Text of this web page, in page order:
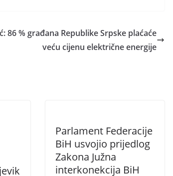
86 % građana Republike Srpske plaćaće
veću cijenu električne energije
Parlament Federacije
BiH usvojio prijedlog
Zakona Južna
interkonekcija BiH